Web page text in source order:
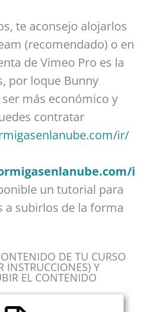
te aconsejo alojarlos
(recomendado) o en
de Vimeo Pro es la
por loque Bunny
más económico y
contratar
ir/
i
un tutorial para
a subirlos de la forma
DE TU CURSO
INSTRUCCIONES) Y
EL CONTENIDO